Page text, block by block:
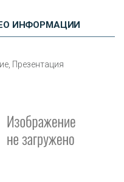
ИНФОРМАЦИИ
Презентация